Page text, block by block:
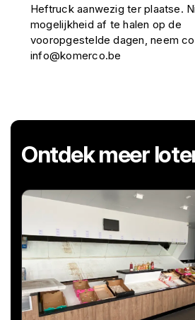
Heftruck aanwezig ter plaatse.
mogelijkheid af te halen op de
vooropgestelde dagen, neem
info@komerco.be
Ontdek meer